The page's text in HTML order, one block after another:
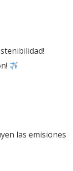
las emisiones